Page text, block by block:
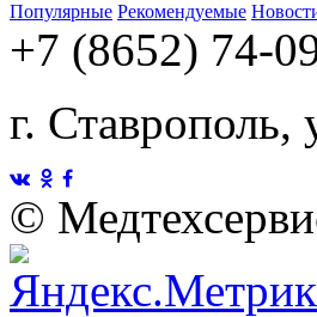
Популярные Рекомендуемые
+7 (8652) 74-
г. Ставрополь,
©